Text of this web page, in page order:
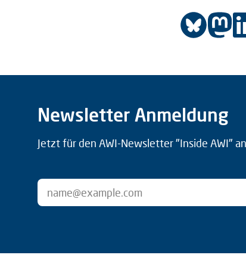
Newsletter Anmeldung
Jetzt für den AWI-Newsletter "Inside AWI"